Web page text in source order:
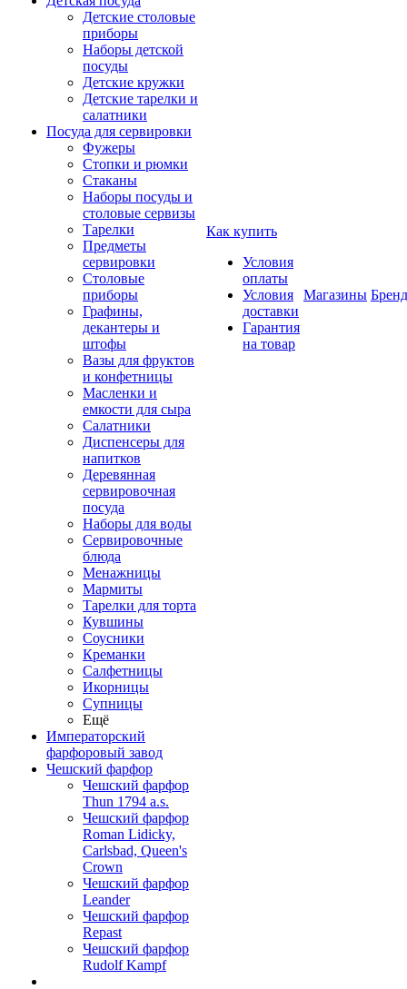
Детские столовые
приборы
Наборы детской
посуды
Детские кружки
Детские тарелки и
салатники
Посуда для сервировки
Фужеры
Стопки и рюмки
Стаканы
Наборы посуды и
столовые сервизы
Тарелки
Предметы
сервировки
Столовые
приборы
Графины,
декантеры и
штофы
Вазы для фруктов
и конфетницы
Масленки и
емкости для сыра
Салатники
Диспенсеры для
напитков
Деревянная
сервировочная
посуда
Наборы для воды
Сервировочные
блюда
Менажницы
Мармиты
Тарелки для торта
Кувшины
Соусники
Креманки
Салфетницы
Икорницы
Супницы
Ещё
Императорский
фарфоровый завод
Чешский фарфор
Чешский фарфор
Thun 1794 a.s.
Чешский фарфор
Roman Lidicky,
Carlsbad, Queen's
Crown
Чешский фарфор
Leander
Чешский фарфор
Repast
Чешский фарфор
Rudolf Kampf
Как купить
Условия
оплаты
Условия
доставки
Гарантия
на товар
Магазины